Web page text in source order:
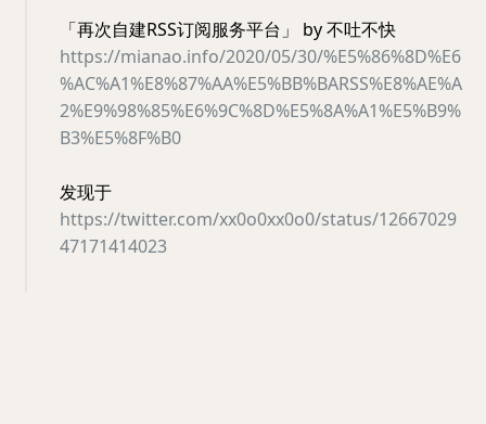
「再次自建RSS订阅服务平台」 by 不吐不快
https://mianao.info/2020/05/30/%E5%86%8D%E6
%AC%A1%E8%87%AA%E5%BB%BARSS%E8%AE%A
2%E9%98%85%E6%9C%8D%E5%8A%A1%E5%B9%
B3%E5%8F%B0
发现于
https://twitter.com/xx0o0xx0o0/status/12667029
47171414023